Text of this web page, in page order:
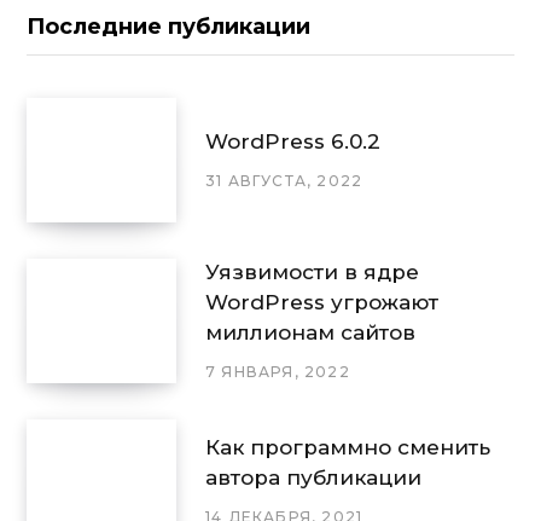
Последние публикации
WordPress 6.0.2
31 АВГУСТА, 2022
Уязвимости в ядре
WordPress угрожают
миллионам сайтов
7 ЯНВАРЯ, 2022
Как программно сменить
автора публикации
14 ДЕКАБРЯ, 2021